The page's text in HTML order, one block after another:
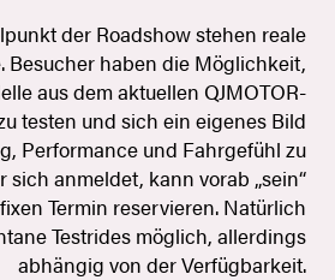
der Roadshow stehen reale
Besucher haben die Möglichkeit,
aus dem aktuellen QJMOTOR-
testen und sich ein eigenes Bild
Performance und Fahrgefühl zu
sich anmeldet, kann vorab „sein“
Termin reservieren. Natürlich
Testrides möglich, allerdings
abhängig von der Verfügbarkeit.